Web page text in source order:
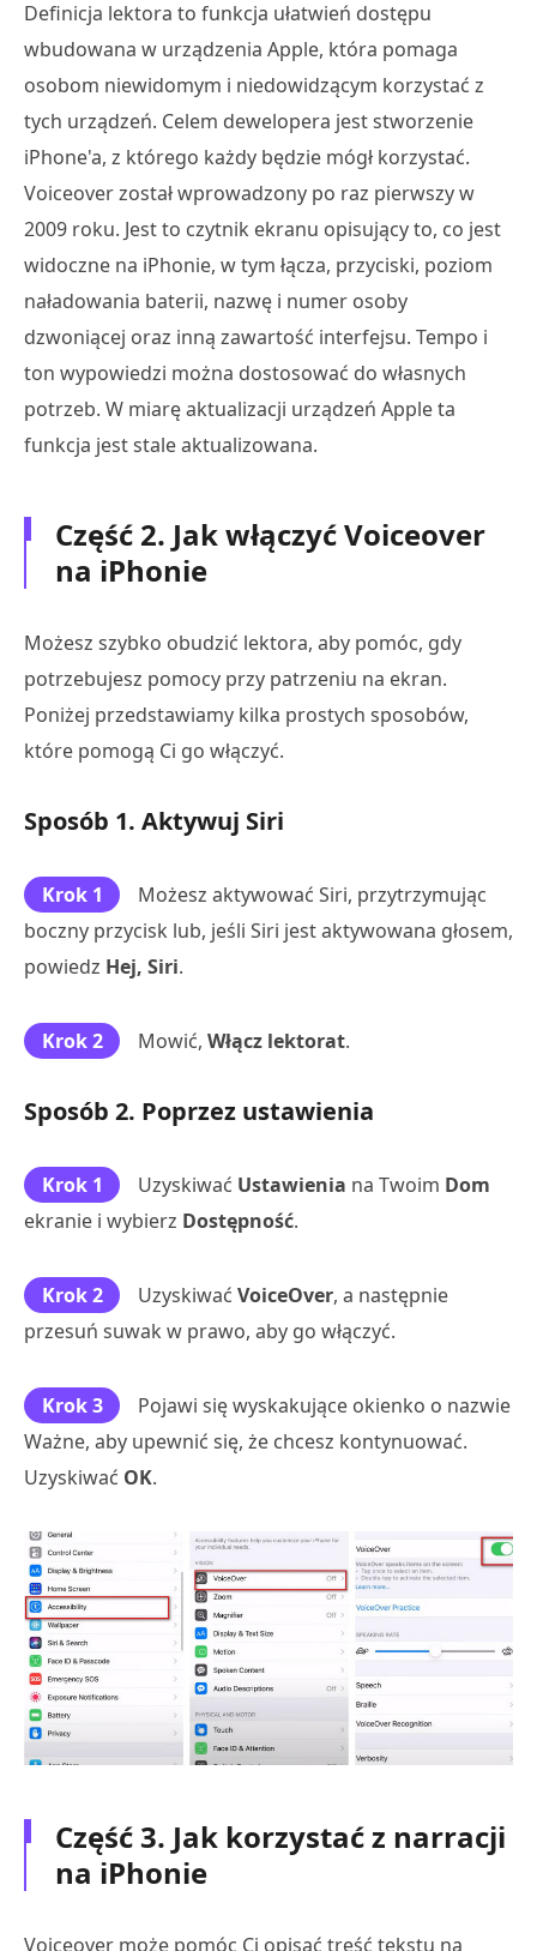
Definicja lektora to funkcja ułatwień dostępu
wbudowana w urządzenia Apple, która pomaga
osobom niewidomym i niedowidzącym korzystać z
tych urządzeń. Celem dewelopera jest stworzenie
iPhone'a, z którego każdy będzie mógł korzystać.
Voiceover został wprowadzony po raz pierwszy w
2009 roku. Jest to czytnik ekranu opisujący to, co jest
widoczne na iPhonie, w tym łącza, przyciski, poziom
naładowania baterii, nazwę i numer osoby
dzwoniącej oraz inną zawartość interfejsu. Tempo i
ton wypowiedzi można dostosować do własnych
potrzeb. W miarę aktualizacji urządzeń Apple ta
funkcja jest stale aktualizowana.
Część 2. Jak włączyć Voiceover
na iPhonie
Możesz szybko obudzić lektora, aby pomóc, gdy
potrzebujesz pomocy przy patrzeniu na ekran.
Poniżej przedstawiamy kilka prostych sposobów,
które pomogą Ci go włączyć.
Sposób 1. Aktywuj Siri
Krok 1
Możesz aktywować Siri, przytrzymując
boczny przycisk lub, jeśli Siri jest aktywowana głosem,
powiedz Hej, Siri.
Krok 2 Mowić, Włącz lektorat.
Sposób 2. Poprzez ustawienia
Krok 1 Uzyskiwać Ustawienia na Twoim Dom
ekranie i wybierz Dostępność.
Krok 2 Uzyskiwać VoiceOver, a następnie
przesuń suwak w prawo, aby go włączyć.
Krok 3
Pojawi się wyskakujące okienko o nazwie
Ważne, aby upewnić się, że chcesz kontynuować.
Uzyskiwać OK.
Część 3. Jak korzystać z narracji
na iPhonie
Voiceover może pomóc Ci opisać treść tekstu na